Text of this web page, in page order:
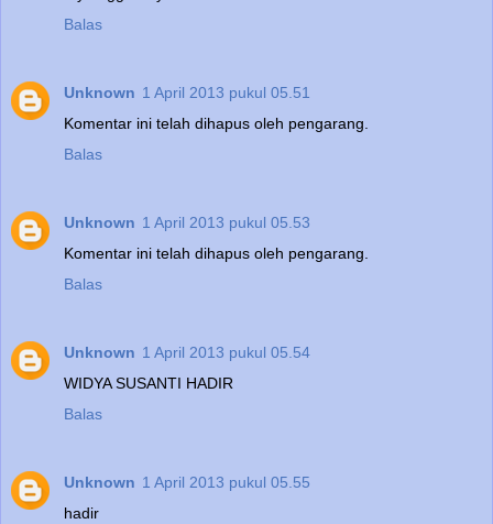
Balas
Unknown 1 April 2013 pukul 05.51
Komentar ini telah dihapus oleh pengarang.
Balas
Unknown 1 April 2013 pukul 05.53
Komentar ini telah dihapus oleh pengarang.
Balas
Unknown 1 April 2013 pukul 05.54
WIDYA SUSANTI HADIR
Balas
Unknown 1 April 2013 pukul 05.55
hadir